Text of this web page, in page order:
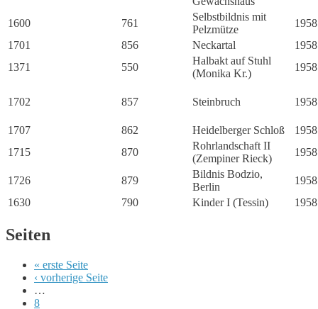
1600 761
Selbstbildnis mit
Pelzmütze
1958
1701
856 Neckartal
1958
1371
550
Halbakt auf Stuhl
(Monika Kr.)
1958
1702 857 Steinbruch 1958
1707 862 Heidelberger Schloß
1958
1715
870
Rohrlandschaft II
(Zempiner Rieck)
1958
1726 879
Bildnis Bodzio,
Berlin
1958
1630
790 Kinder I (Tessin) 1958
Seiten
« erste Seite
‹ vorherige Seite
…
8